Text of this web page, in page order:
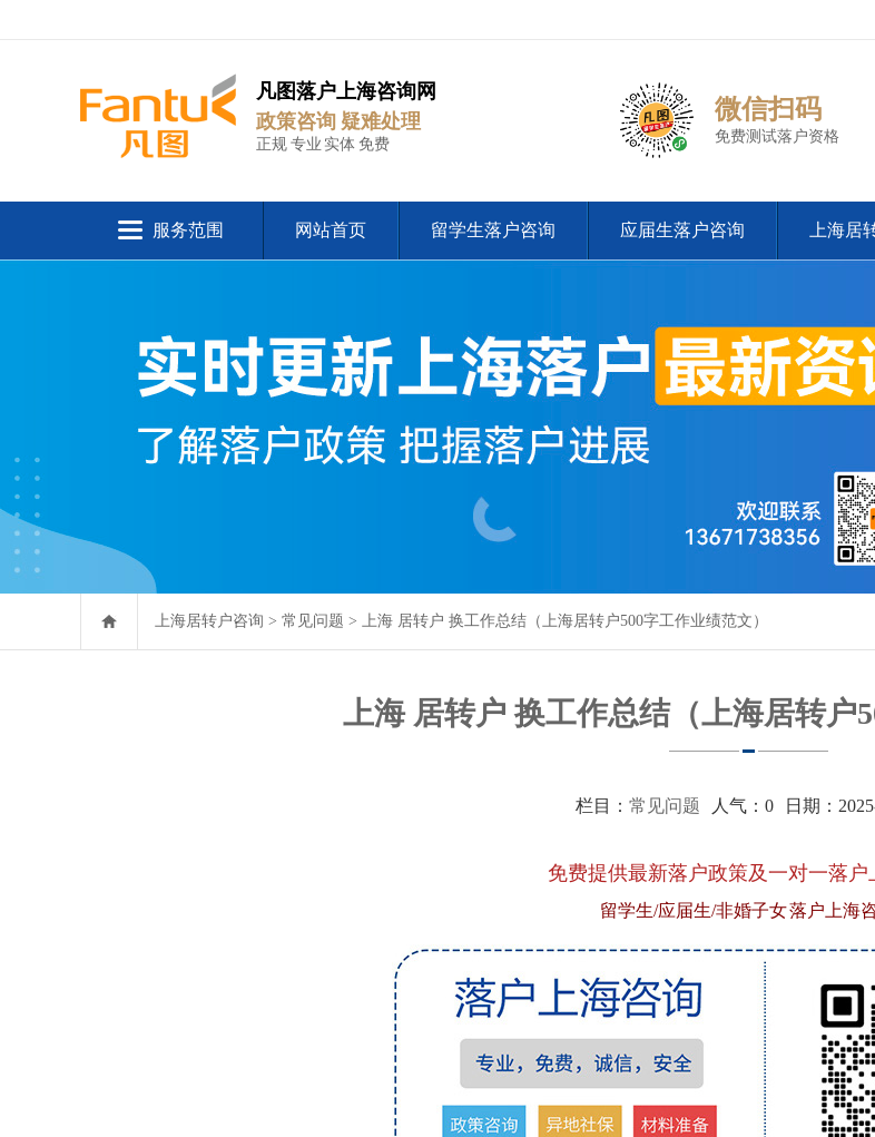
凡图落户上海咨询网
政策咨询 疑难处理
正规 专业 实体 免费
微信扫码
免费测试落户资格
服务范围 网站首页 留学生落户咨询 应届生落户咨询 上海居
上海居转户咨询 > 常见问题 > 上海 居转户 换工作总结（上海居转户500字工作业绩范文）
上海 居转户 换工作总结（上海居转户
栏目： 常见问题 人气： 0 日期：
免费提供最新落户政策及一对一落户
留学生/应届生/非婚子女 落户上海